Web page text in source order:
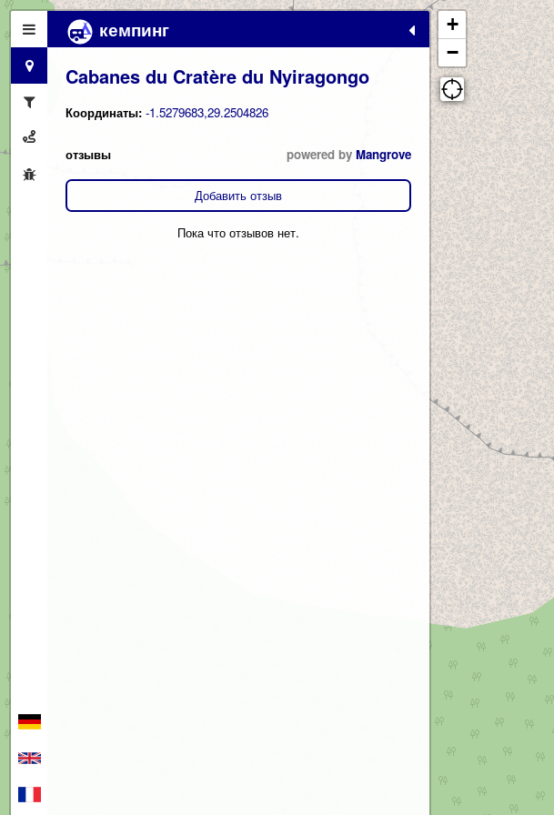
кемпинг
Cabanes du Cratère du Nyiragongo
Координаты: -1.5279683,29.2504826
отзывы powered by Mangrove
Добавить отзыв
Пока что отзывов нет.
+
−